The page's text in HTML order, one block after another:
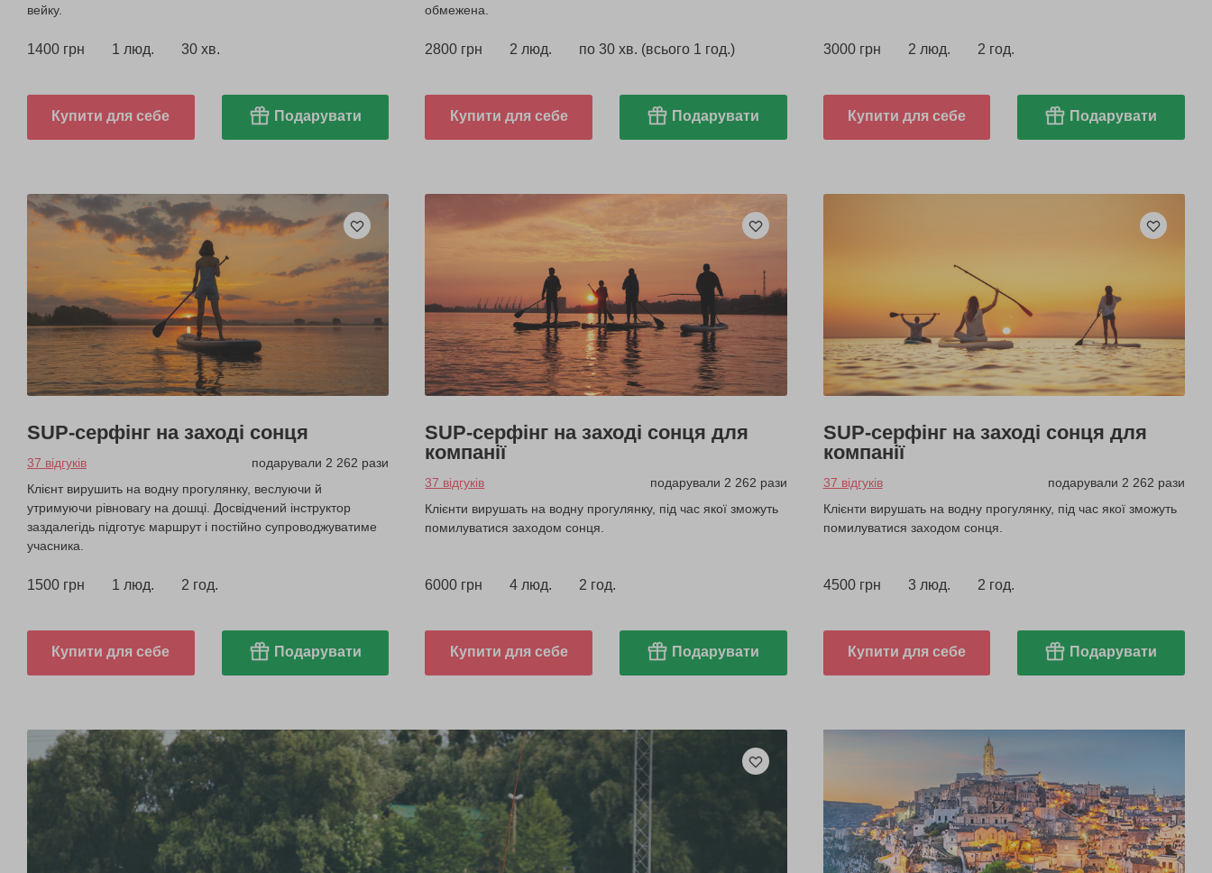
вейку.
1400 грн 1 люд. 30 хв.
Купити для себе Подарувати
обмежена.
2800 грн 2 люд. по 30 хв. (всього 1 год.)
Купити для себе Подарувати
3000 грн 2 люд. 2 год.
Купити для себе Подарувати
SUP-серфінг на заході сонця
37 відгуків
подарували 2 262 рази
Клієнт вирушить на водну прогулянку, веслуючи й
утримуючи рівновагу на дошці. Досвідчений інструктор
заздалегідь підготує маршрут і постійно супроводжуватиме
учасника.
1500 грн 1 люд. 2 год.
Купити для себе Подарувати
SUP-серфінг на заході сонця для
компанії
37 відгуків
подарували 2 262 рази
Клієнти вирушать на водну прогулянку, під час якої зможуть
помилуватися заходом сонця.
6000 грн 4 люд. 2 год.
Купити для себе Подарувати
SUP-серфінг на заході сонця для
компанії
37 відгуків
подарували 2 262 рази
Клієнти вирушать на водну прогулянку, під час якої зможуть
помилуватися заходом сонця.
4500 грн 3 люд. 2 год.
Купити для себе Подарувати